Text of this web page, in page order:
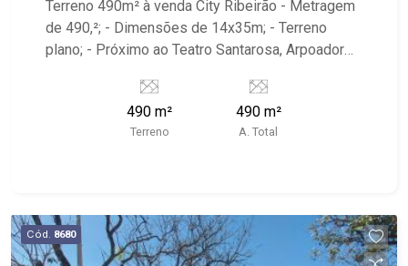
Terreno 490m² à venda City Ribeirão - Metragem
de 490,²; - Dimensões de 14x35m; - Terreno
plano; - Próximo ao Teatro Santarosa, Arpoador
Pão Ribeirão Preto e Novo Shopping.
490 m²
Terreno
490 m²
A. Total
Cód. 8680